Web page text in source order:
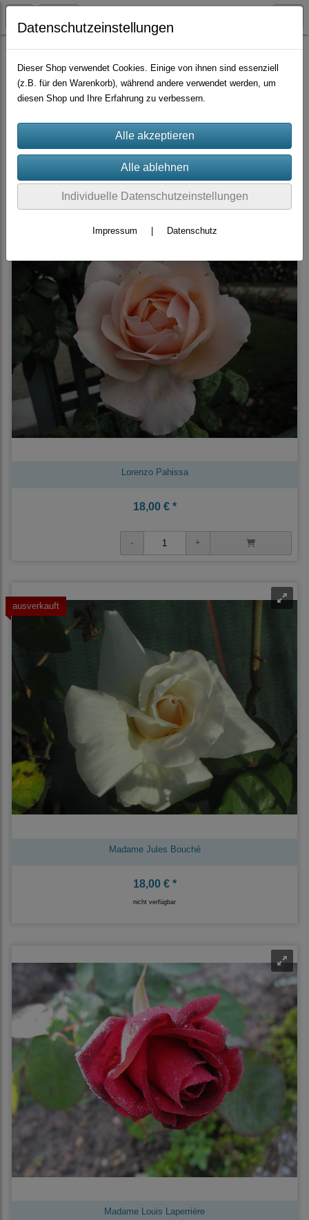
Container-Rosen Tee-Hybriden
Sortierung wählen
Produkte je Seite
«
Lorenzo Pahissa
18,00 € *
ausverkauft
Madame Jules Bouché
18,00 € *
nicht verfügbar
Madame Louis Laperrière
Datenschutzeinstellungen
Dieser Shop verwendet Cookies. Einige von ihnen sind essenziell
(z.B. für den Warenkorb), während andere verwendet werden, um
diesen Shop und Ihre Erfahrung zu verbessern.
Individuelle Datenschutzeinstellungen
Impressum Datenschutz